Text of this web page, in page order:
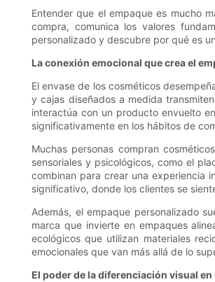
Entender que el empaque es mucho
compra, comunica los valores
personalizado y descubre por qué es
La conexión emocional que crea el
El envase de los cosméticos
y cajas diseñados a medida
interactúa con un producto envuelto
significativamente en los hábitos de
Muchas personas compran
sensoriales y psicológicos, como el
combinan para crear una experiencia
significativo, donde los clientes se
Además, el empaque personalizado
marca que invierte en empaques
ecológicos que utilizan materiales
emocionales que van más allá de lo
El poder de la diferenciación visual